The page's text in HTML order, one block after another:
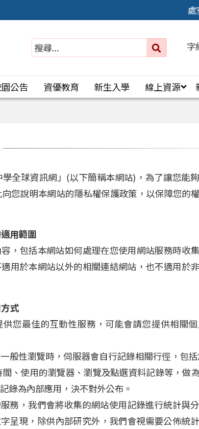
處
搜
字
公告 資優教育 新生入學 線上資源
學全球資訊網」(以下簡稱本網站)，為了讓您能
您說明本網站的隱私權保護政策，以保障您的
用範圍
，包括本網站如何處理在您使用網站服務時收
用於本網站以外的相關連結網站，也不適用於
式
您最佳的互動性服務，可能會請您提供相關
般性瀏覽時，伺服器會自行記錄相關行徑，包
、使用的瀏覽器、瀏覽及點選資料記錄等，做
錄為內部應用，決不對外公布。
務，我們會將收集的網站使用記錄進行統計與
呈現，除供內部研究外，我們會視需要公佈統